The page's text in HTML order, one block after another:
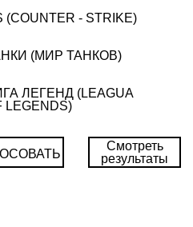
(COUNTER - STRIKE)
(МИР ТАНКОВ)
ЛЕГЕНД (LEAGUA
LEGENDS)
Смотреть
результаты